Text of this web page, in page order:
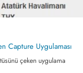
Capture Uygulaması
çeken uygulama